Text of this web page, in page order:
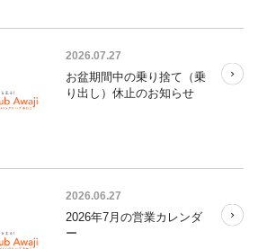
2026.07.27
お盆期間中の乗り捨て（乗
り出し）休止のお知らせ
2026.06.27
2026年7月の営業カレンダ
ー